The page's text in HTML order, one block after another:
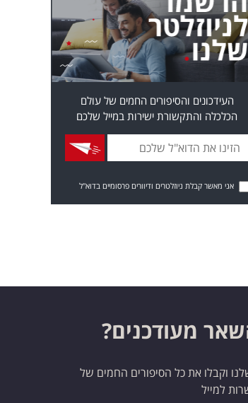
העידכונים והסיפורים החמים של עולם
הכלכלה והתקשורת ישירות במייל שלכם
אני מאשר קבלת ניוזלטרים ודיוורים פרסומיים בדוא"ל
מעודכנים?
וקבלו את כל הסיפורים החמים של
למייל